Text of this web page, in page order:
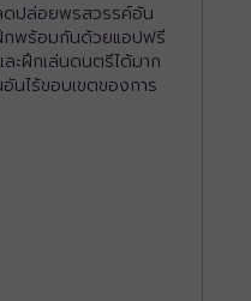
ดปล่อยพรสวรรค์อัน
พร้อมกันด้วยแอปฟรี
ละฝึกเล่นดนตรีได้มาก
นไร้ขอบเขตของการ